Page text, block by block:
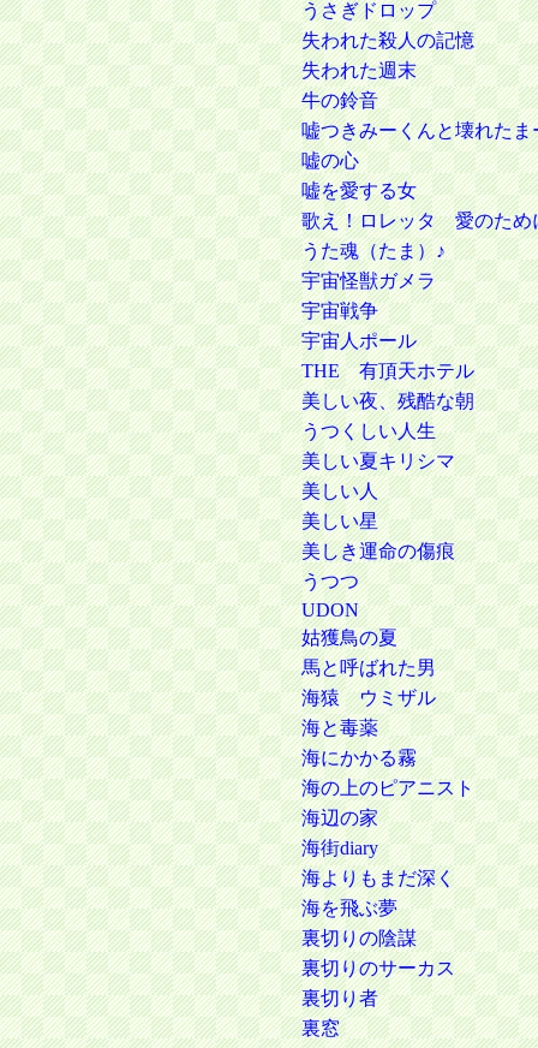
うさぎドロップ
失われた殺人の記憶
失われた週末
牛の鈴音
嘘つきみーくんと壊れたま
嘘の心
嘘を愛する女
歌え！ロレッタ 愛のため
うた魂（たま）♪
宇宙怪獣ガメラ
宇宙戦争
宇宙人ポール
THE 有頂天ホテル
美しい夜、残酷な朝
うつくしい人生
美しい夏キリシマ
美しい人
美しい星
美しき運命の傷痕
うつつ
UDON
姑獲鳥の夏
馬と呼ばれた男
海猿 ウミザル
海と毒薬
海にかかる霧
海の上のピアニスト
海辺の家
海街diary
海よりもまだ深く
海を飛ぶ夢
裏切りの陰謀
裏切りのサーカス
裏切り者
裏窓